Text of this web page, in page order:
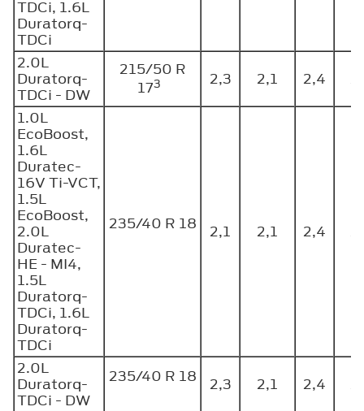
TDCi, 1.6L
Duratorq-
TDCi
2.0L
Duratorq-
TDCi - DW
215/50 R
173 2,3 2,1 2,4
1.0L
EcoBoost,
1.6L
Duratec-
16V Ti-VCT,
1.5L
EcoBoost,
2.0L
Duratec-
HE - MI4,
1.5L
Duratorq-
TDCi, 1.6L
Duratorq-
TDCi
235/40 R 18 2,1 2,1 2,4
2.0L
Duratorq-
TDCi - DW
235/40 R 18 2,3 2,1 2,4